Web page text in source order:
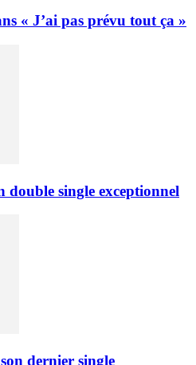
« J’ai pas prévu tout ça »
double single exceptionnel
dernier single